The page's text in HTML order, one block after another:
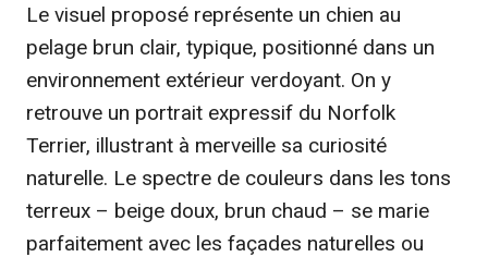
Le visuel proposé représente un chien au
pelage brun clair, typique, positionné dans un
environnement extérieur verdoyant. On y
retrouve un portrait expressif du Norfolk
Terrier, illustrant à merveille sa curiosité
naturelle. Le spectre de couleurs dans les tons
terreux – beige doux, brun chaud – se marie
parfaitement avec les façades naturelles ou